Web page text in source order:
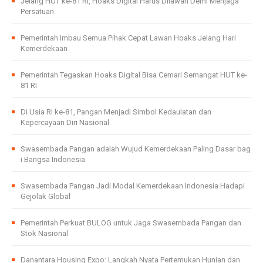
Persatuan
Pemerintah Imbau Semua Pihak Cepat Lawan Hoaks Jelang Hari
Kemerdekaan
Pemerintah Tegaskan Hoaks Digital Bisa Cemari Semangat HUT ke-
81 RI
Di Usia RI ke-81, Pangan Menjadi Simbol Kedaulatan dan
Kepercayaan Diri Nasional
Swasembada Pangan adalah Wujud Kemerdekaan Paling Dasar bag
i Bangsa Indonesia
Swasembada Pangan Jadi Modal Kemerdekaan Indonesia Hadapi
Gejolak Global
Pemerintah Perkuat BULOG untuk Jaga Swasembada Pangan dan
Stok Nasional
Danantara Housing Expo: Langkah Nyata Pertemukan Hunian dan